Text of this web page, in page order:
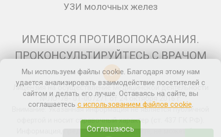
УЗИ молочных желез
ИМЕЮТСЯ ПРОТИВОПОКАЗАНИЯ.
ПРОКОНСУЛЬТИРУЙТЕСЬ С ВРАЧОМ
12+
Лицензия на осуществление медицинской деятельности
№ЛО-78- 01-007271 от 24 октября 2016 г.
Внимание: Указанная информация не является публичной
офертой и носит справочный характер (ст. 437 ГК РФ).
Информация, представленная на сайте, не может быть
Мы используем файлы cookie. Благодаря этому нам
удается анализировать взаимодействие посетителей с
сайтом и делать его лучше. Оставаясь на сайте, вы
соглашаетесь с использованием файлов cookie.
Соглашаюсь